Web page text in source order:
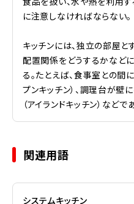
に注意しなければならない。
キッチンには、独立の部屋と
配置関係をどうするかなど
る。たとえば、食事室との間
プンキッチン）、調理台が壁
（アイランドキッチン）などで
関連用語
システムキッチン